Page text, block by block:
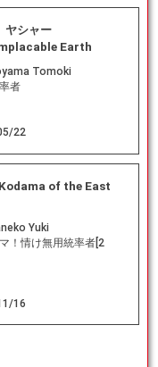
ヤシャー
Earth
Tomoki
者
22
of the East
Yuki
！情け無用統率者[2
16